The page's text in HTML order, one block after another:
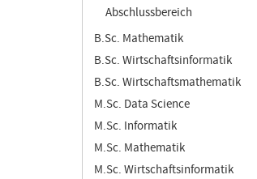
Abschlussbereich
B.Sc. Mathematik
B.Sc. Wirtschaftsinformatik
B.Sc. Wirtschaftsmathematik
M.Sc. Data Science
M.Sc. Informatik
M.Sc. Mathematik
M.Sc. Wirtschaftsinformatik